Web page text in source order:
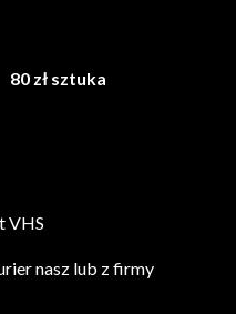
80 zł sztuka
VHS
nasz lub z firmy